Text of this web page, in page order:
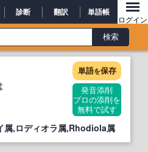
診断 翻訳 単語帳
ログイン
単語を保存
発音添削
プロの添削を
無料で試す
属,ロディオラ属,Rhodiola属